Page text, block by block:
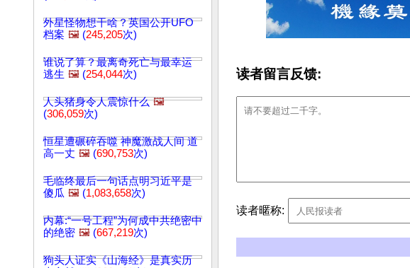
外星怪物想干啥？英国公开UFO
档案 🖼️ (245,205次)
谁说了算？最离奇死亡与最幸运
逃生 🖼️ (254,044次)
人头猪身令人震惊什么 🖼️
(306,059次)
恒星遭碾碎吞噬 神魔激战人间 道
高一丈 🖼️ (690,753次)
毛临终最后一句话点明习近平是
傻瓜 🖼️ (1,083,658次)
内幕:“一号工程”为何成中共绝密中
的绝密 🖼️ (667,219次)
狗头人证实《山海经》是真实历
读者留言反馈:
读者暱称: